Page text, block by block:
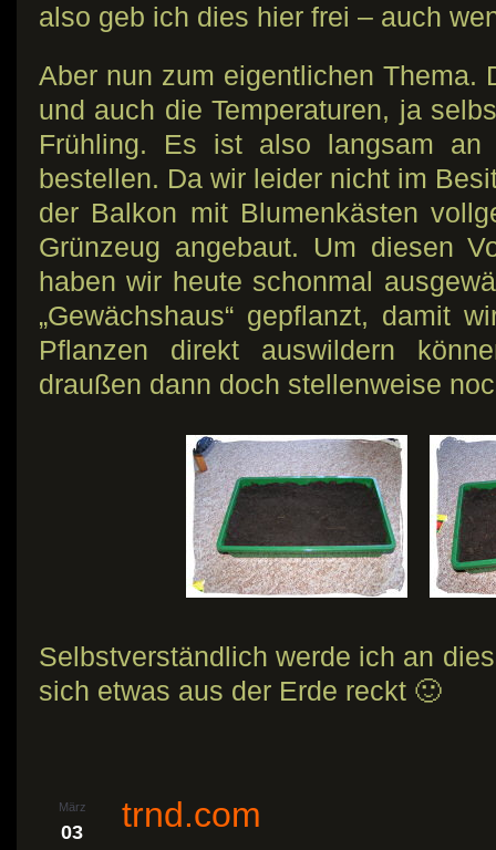
also geb ich dies hier frei – auch
Aber nun zum eigentlichen Thema.
und auch die Temperaturen, ja
Frühling. Es ist also langsam
bestellen. Da wir leider nicht im
der Balkon mit Blumenkästen
Grünzeug angebaut. Um diesen
haben wir heute schonmal
„Gewächshaus“ gepflanzt, damit
Pflanzen direkt auswildern
draußen dann doch stellenweise
Selbstverständlich werde ich an
sich etwas aus der Erde reckt 🙂
März
03 trnd.com